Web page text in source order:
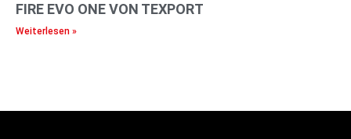
FIRE EVO ONE VON TEXPORT
Weiterlesen »